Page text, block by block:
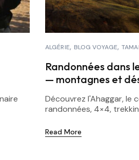
ALGÉRIE BLOG VOYAGE
Randonnées dans
— montagnes et
Découvrez l'Ahaggar, le
randonnées, 4×4,
Read More